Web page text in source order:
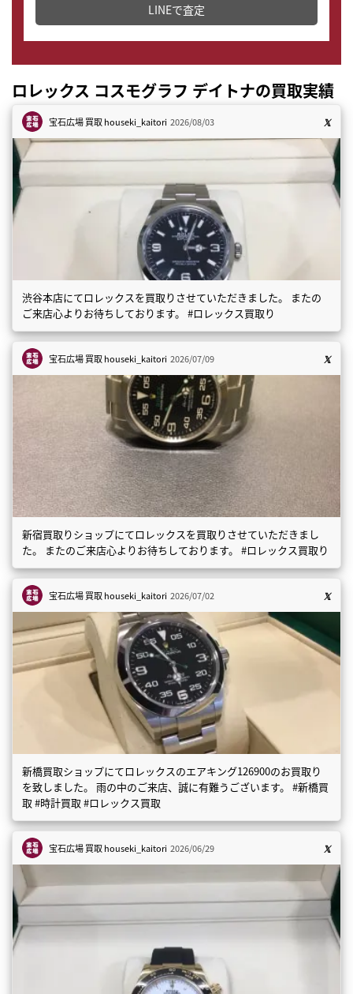
LINEで査定
ロレックス コスモグラフ デイトナの買取実績
宝石広場 買取houseki_kaitori 2026/08/03
渋谷本店にてロレックスを買取りさせていただきました。 またの
ご来店心よりお待ちしております。 #ロレックス買取り
宝石広場 買取houseki_kaitori 2026/07/09
新宿買取りショップにてロレックスを買取りさせていただきまし
た。 またのご来店心よりお待ちしております。 #ロレックス買取り
宝石広場 買取houseki_kaitori 2026/07/02
新橋買取ショップにてロレックスのエアキング126900のお買取り
を致しました。 雨の中のご来店、誠に有難うございます。 #新橋買
取 #時計買取 #ロレックス買取
宝石広場 買取houseki_kaitori 2026/06/29